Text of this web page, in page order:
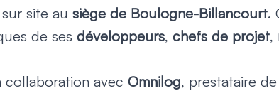
site au siège de Boulogne-Billancourt.
de ses développeurs, chefs de projet,
collaboration avec Omnilog, prestataire